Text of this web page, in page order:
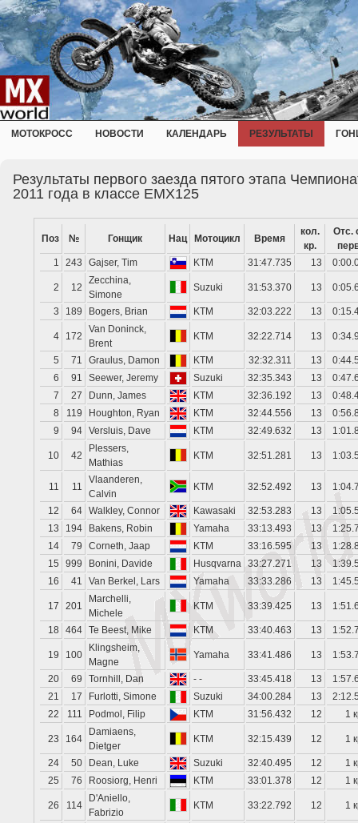
МОТОКРОСС НОВОСТИ КАЛЕНДАРЬ РЕЗУЛЬТАТЫ
Результаты первого заезда пятого этапа
2011 года в классе EMX125
Поз № Гонщик Нац Мотоцикл Время
кол.
кр.
Отс.
1
243 Gajser, Tim KTM 31:47.735 13
2 12
Zecchina,
Simone
Suzuki 31:53.370 13
3 189 Bogers, Brian KTM 32:03.222 13
4 172
Van Doninck,
Brent
KTM 32:22.714 13
5 71 Graulus, Damon KTM 32:32.311 13
6
91 Seewer, Jeremy Suzuki 32:35.343 13
7
27 Dunn, James KTM 32:36.192 13
8
119 Houghton, Ryan KTM 32:44.556 13
9
94 Versluis, Dave KTM 32:49.632 13
10 42
Plessers,
Mathias
KTM 32:51.281 13
11 11
Vlaanderen,
Calvin
KTM 32:52.492 13
12 64 Walkley, Connor Kawasaki 32:53.283 13
13
194 Bakens, Robin Yamaha 33:13.493 13
14
79 Corneth, Jaap KTM 33:16.595 13
15
999 Bonini, Davide Husqvarna 33:27.271 13
16
41 Van Berkel, Lars Yamaha 33:33.286 13
17 201
Marchelli,
Michele
KTM 33:39.425 13
18 464 Te Beest, Mike KTM 33:40.463 13
19 100
Klingsheim,
Magne
Yamaha 33:41.486 13
20 69 Tornhill, Dan - - 33:45.418 13
21
17 Furlotti, Simone Suzuki 34:00.284 13
22
111 Podmol, Filip KTM 31:56.432 12 1
23 164
Damiaens,
Dietger
KTM 32:15.439 12 1
24 50 Dean, Luke Suzuki 32:40.495 12
1
25
76 Roosiorg, Henri KTM 33:01.378 12 1
26 114
D'Aniello,
Fabrizio
KTM 33:22.792 12 1